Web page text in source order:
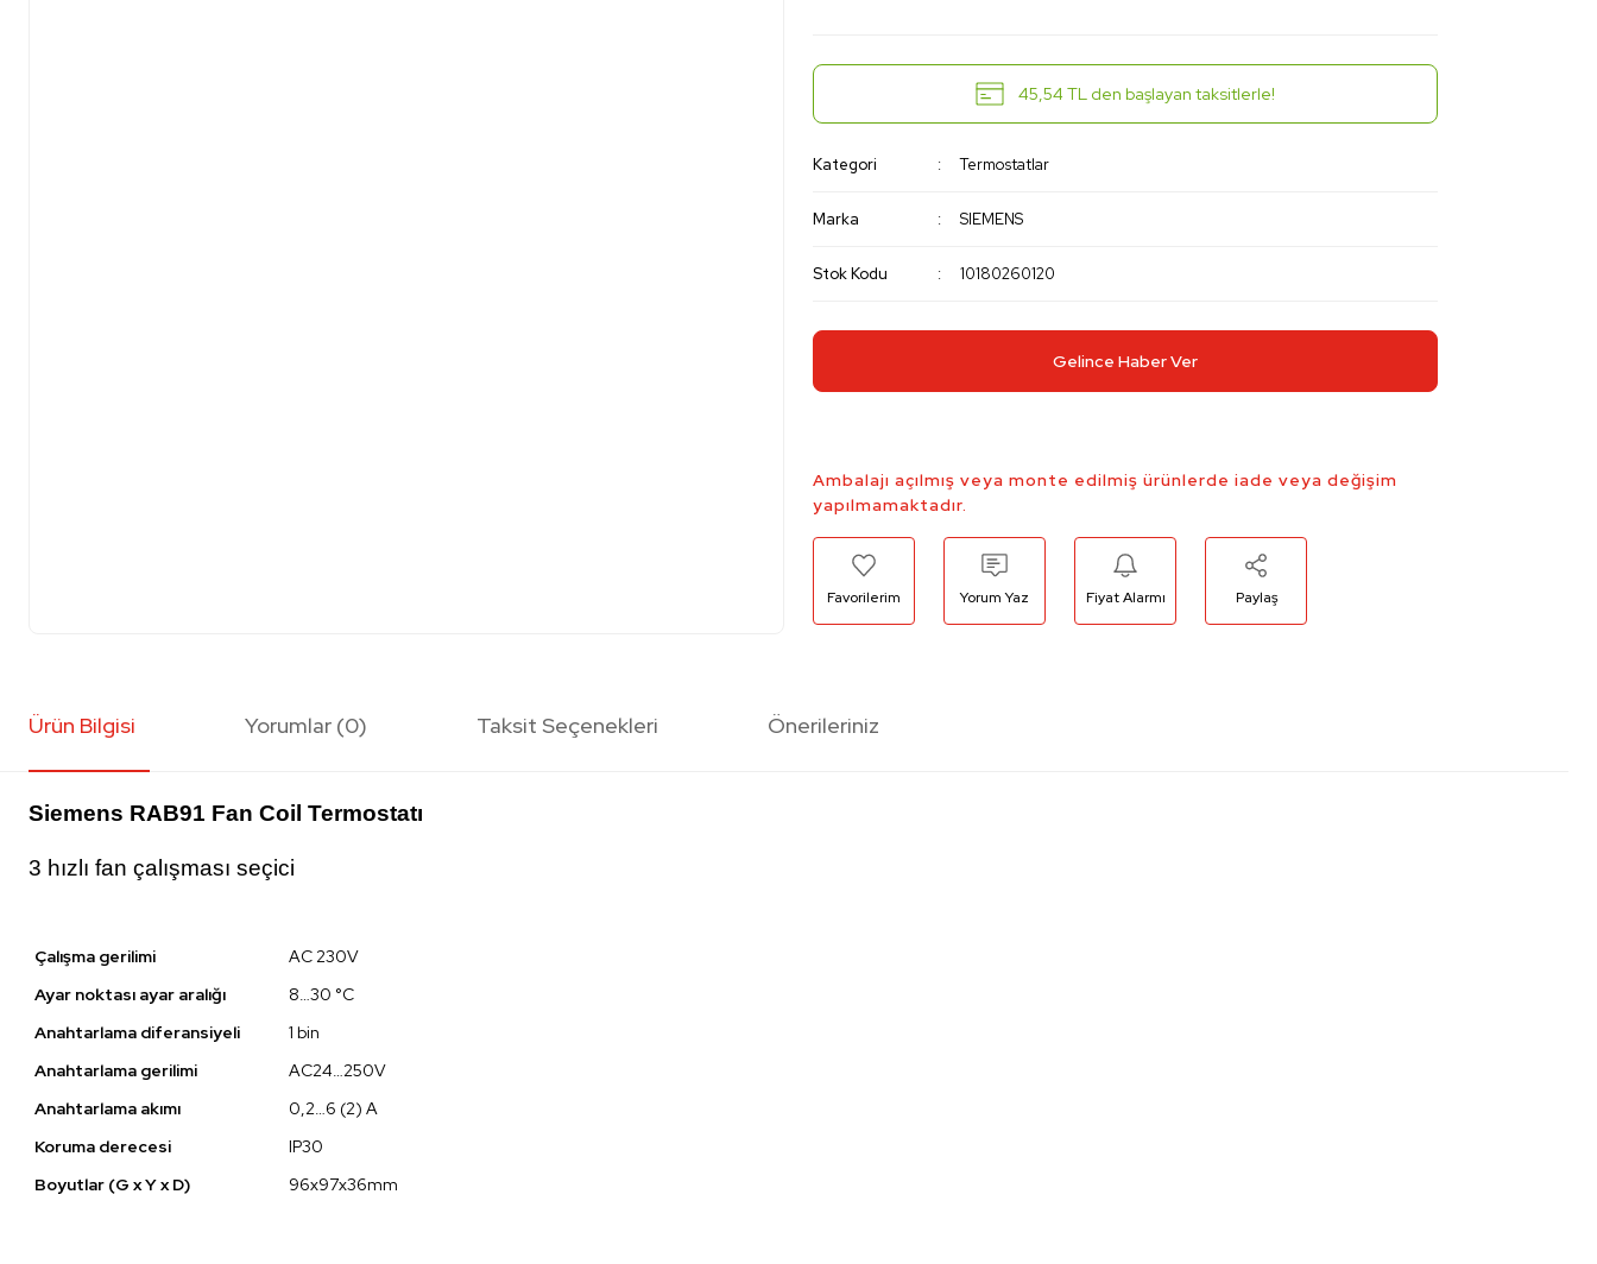
45,54 TL den başlayan taksitlerle!
Kategori Termostatlar
Marka SIEMENS
Stok Kodu 10180260120
Gelince Haber Ver
Ambalajı açılmış veya monte edilmiş ürünlerde iade veya değişim
yapılmamaktadır.
Yorum Yaz Fiyat Alarmı Paylaş
Ürün Bilgisi Yorumlar (0) Taksit Seçenekleri Önerileriniz
Siemens RAB91 Fan Coil Termostatı
3 hızlı fan çalışması seçici
Çalışma gerilimi
AC 230V
Ayar noktası ayar aralığı
8…30 °C
Anahtarlama diferansiyeli
1 bin
Anahtarlama gerilimi
AC24…250V
Anahtarlama akımı
0,2…6 (2) A
Koruma derecesi
IP30
Boyutlar (G x Y x D)
96x97x36mm